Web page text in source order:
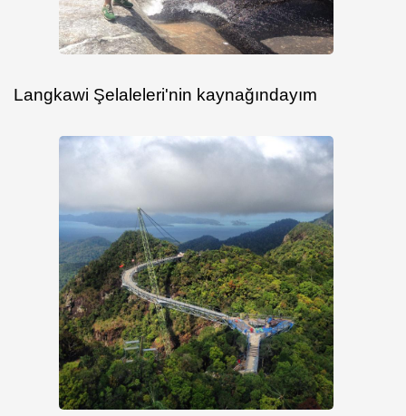
Langkawi Şelaleleri'nin kaynağındayım